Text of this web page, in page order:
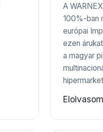
A
100%-ban
európai
ezen
a magyar